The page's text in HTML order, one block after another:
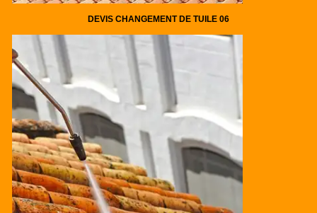
DEVIS CHANGEMENT DE TUILE 06